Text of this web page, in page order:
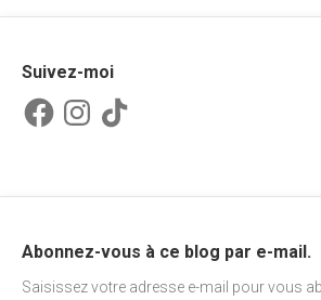
Suivez-moi
FacebookInstagram
TikTok
Abonnez-vous à ce blog par e-mail.
Saisissez votre adresse e-mail pour vous